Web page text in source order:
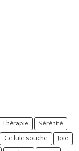
Thérapie
Sérénité
Cellule souche
Joie